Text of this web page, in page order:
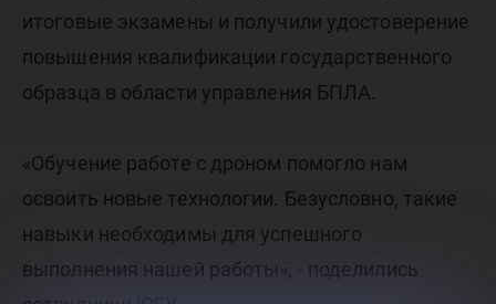
итоговые экзамены и получили удостоверение
повышения квалификации государственного
образца в области управления БПЛА.
«Обучение работе с дроном помогло нам
освоить новые технологии. Безусловно, такие
навыки необходимы для успешного
выполнения нашей работы», - поделились